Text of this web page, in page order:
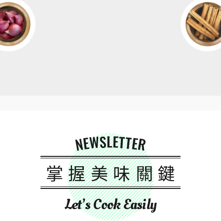
NEWSLETTER
掌握美味關鍵
Let’s Cook Easily